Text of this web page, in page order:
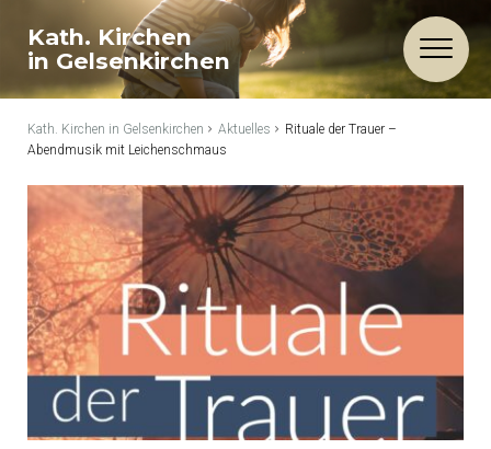
Kath. Kirchen
in Gelsenkirchen
Kath. Kirchen in Gelsenkirchen Aktuelles
Rituale der Trauer –
Abendmusik mit Leichenschmaus